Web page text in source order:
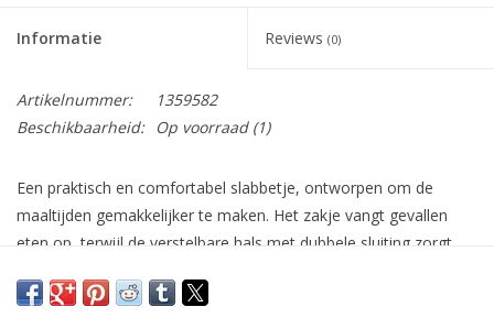
Informatie Reviews (0)
Artikelnummer:
1359582
Beschikbaarheid:
Op voorraad(1)
Een praktisch en comfortabel slabbetje, ontworpen om de
maaltijden gemakkelijker te maken. Het zakje vangt gevallen
eten op, terwijl de verstelbare hals met dubbele sluiting zorgt
Gemaakt van zachte, food-grade siliconen, vrij van BPA en